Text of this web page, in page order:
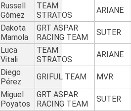
Russell
Gómez
TEAM
STRATOS
ARIANE
Dakota
Mamola
GRT ASPAR
RACING TEAM
SUTER
Luca
Vitali
TEAM
STRATOS
ARIANE
Diego
Pérez
GRIFUL TEAM MVR
Miguel
Poyatos
GRT ASPAR
RACING TEAM
SUTER